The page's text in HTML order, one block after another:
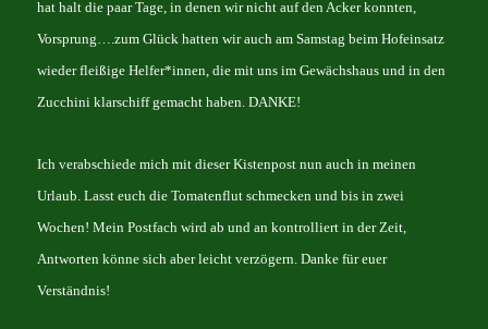
hat halt die paar Tage, in denen wir nicht auf den Acker konnten,
Vorsprung….zum Glück hatten wir auch am Samstag beim Hofeinsatz
wieder fleißige Helfer*innen, die mit uns im Gewächshaus und in den
Zucchini klarschiff gemacht haben. DANKE!
Ich verabschiede mich mit dieser Kistenpost nun auch in meinen
Urlaub. Lasst euch die Tomatenflut schmecken und bis in zwei
Wochen! Mein Postfach wird ab und an kontrolliert in der Zeit,
Antworten könne sich aber leicht verzögern. Danke für euer
Verständnis!